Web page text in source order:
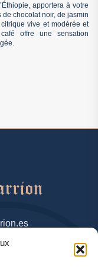
apportera à votre
chocolat noir, de jasmin
vive et modérée et
offre une sensation
semaine